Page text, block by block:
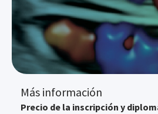
Más información
Precio de la inscripción y